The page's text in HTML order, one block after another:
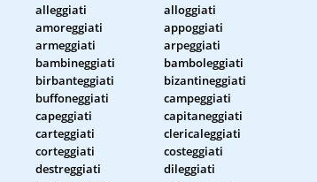
alleggiati
alloggiati
amoreggiati
appoggiati
armeggiati
arpeggiati
bambineggiati
bamboleggiati
birbanteggiati
bizantineggiati
buffoneggiati
campeggiati
capeggiati
capitaneggiati
carteggiati
clericaleggiati
corteggiati
costeggiati
destreggiati
dileggiati